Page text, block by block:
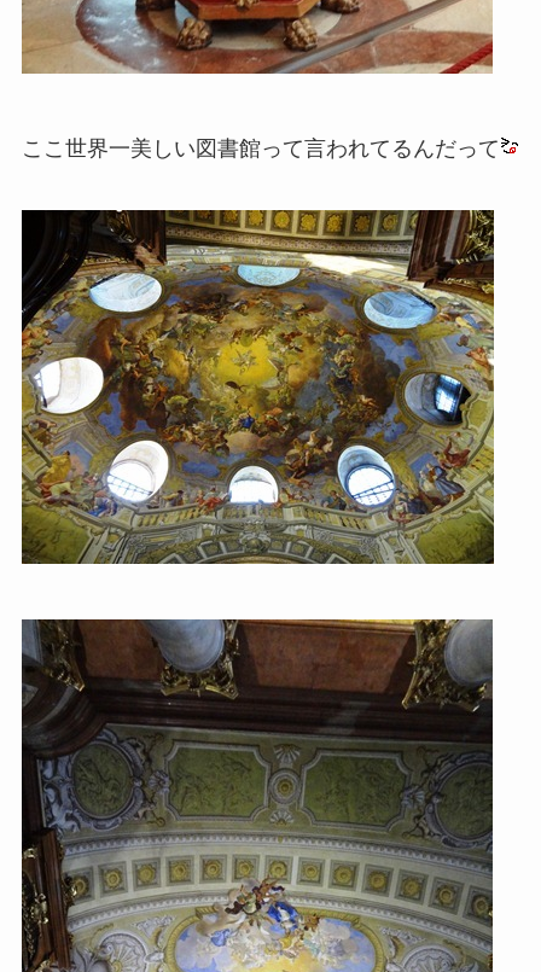
ここ世界一美しい図書館って言われてるんだって